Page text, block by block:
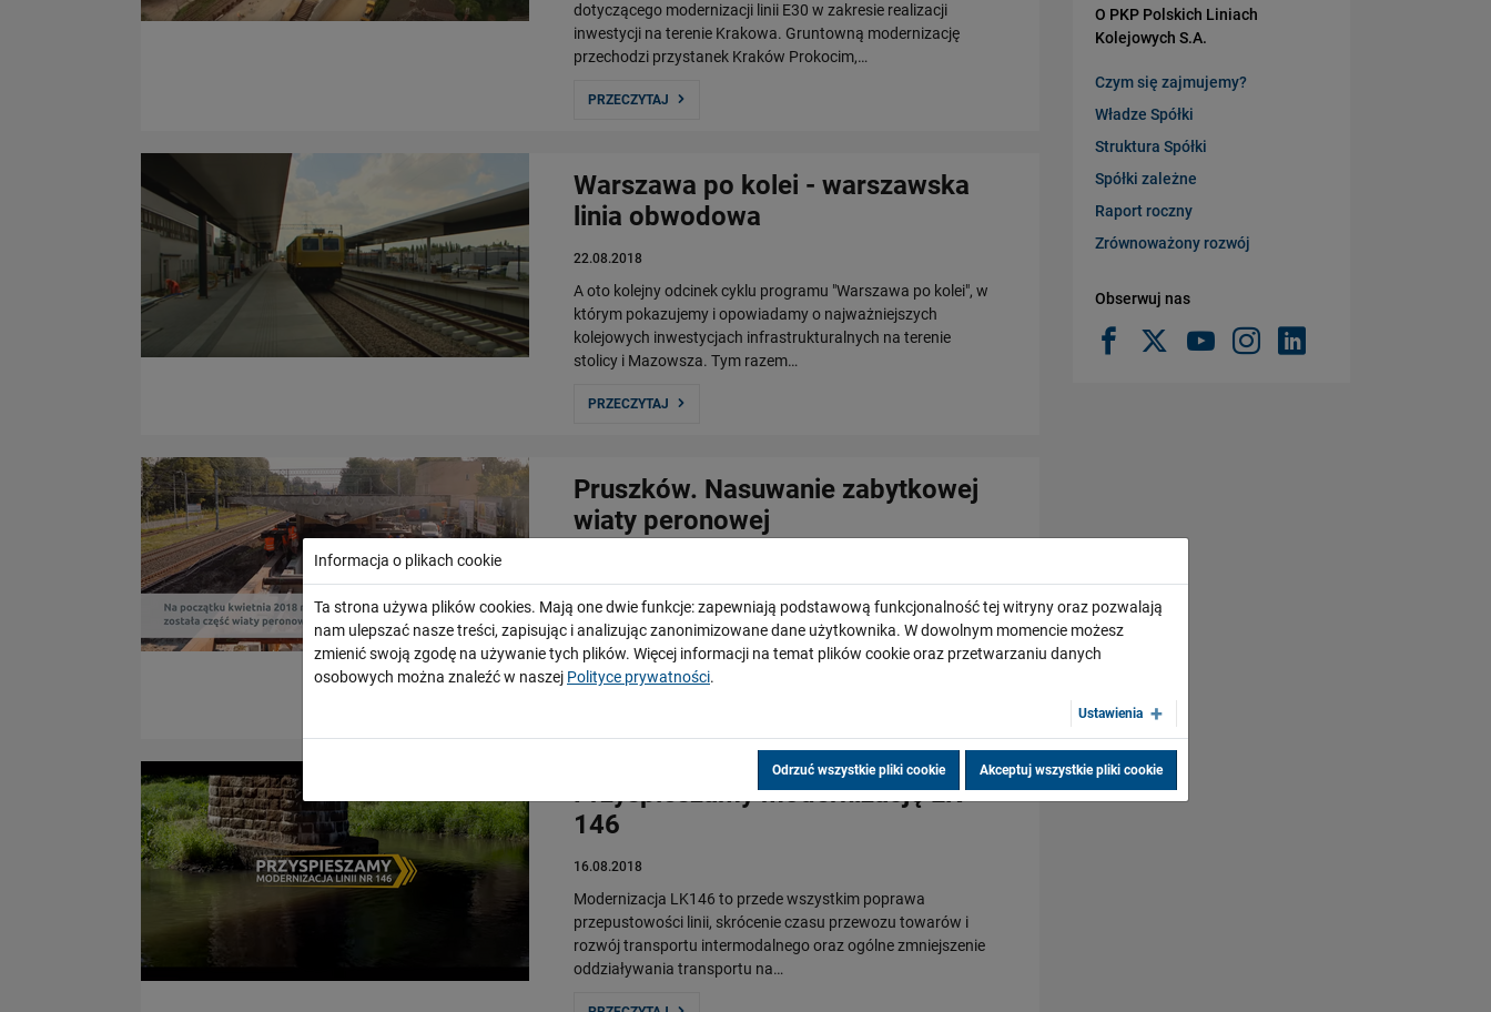
dotyczącego modernizacji linii E30 w zakresie realizacji
inwestycji na terenie Krakowa. Gruntowną modernizację
przechodzi przystanek Kraków Prokocim,…
PRZECZYTAJ
Warszawa po kolei - warszawska
linia obwodowa
22.08.2018
A oto kolejny odcinek cyklu programu "Warszawa po kolei", w
którym pokazujemy i opowiadamy o najważniejszych
kolejowych inwestycjach infrastrukturalnych na terenie
stolicy i Mazowsza. Tym razem…
PRZECZYTAJ
Pruszków. Nasuwanie zabytkowej
wiaty peronowej
na swoje miejsce. 10 sierpnia wiata została przesunięta z
powrotem na peron. Teraz wykonawca przystąpi do
renowacji wiaty i budowy nawierzchni…
Przyspieszamy modernizację LK
146
16.08.2018
Modernizacja LK146 to przede wszystkim poprawa
przepustowości linii, skrócenie czasu przewozu towarów i
rozwój transportu intermodalnego oraz ogólne zmniejszenie
oddziaływania transportu na…
O PKP Polskich Liniach
Kolejowych S.A.
Czym się zajmujemy?
Władze Spółki
Struktura Spółki
Spółki zależne
Raport roczny
Zrównoważony rozwój
Obserwuj nas
Informacja o plikach cookie
Ta strona używa plików cookies. Mają one dwie funkcje: zapewniają podstawową funkcjonalność tej witryny oraz pozwalają
nam ulepszać nasze treści, zapisując i analizując zanonimizowane dane użytkownika. W dowolnym momencie możesz
zmienić swoją zgodę na używanie tych plików. Więcej informacji na temat plików cookie oraz przetwarzaniu danych
osobowych można znaleźć w naszej Polityce prywatności.
Ustawienia
Odrzuć wszystkie pliki cookie Akceptuj wszystkie pliki cookie